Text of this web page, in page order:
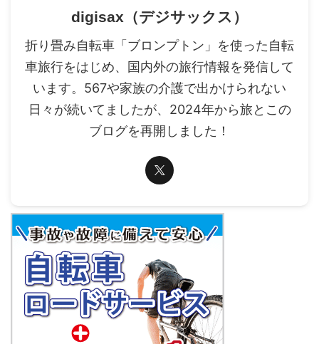
digisax（デジサックス）
折り畳み自転車「ブロンプトン」を使った自転
車旅行をはじめ、国内外の旅行情報を発信して
います。567や家族の介護で出かけられない
日々が続いてましたが、2024年から旅とこの
ブログを再開しました！